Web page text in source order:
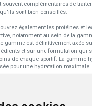
souvent complémentaires de
sont bien conseillés.
également les protéines et
notamment au sein de la
gamme est définitivement axée
et sur une formulation qui
de chaque sportif. La gamme
pour une hydratation maximale.